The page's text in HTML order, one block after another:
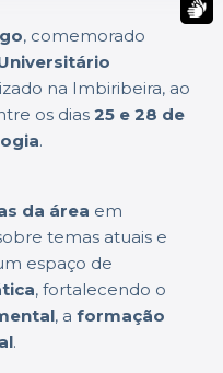
, comemorado
na Imbiribeira, ao
os dias 25 e 28 de
.
da área em
temas atuais e
espaço de
, fortalecendo o
, a formação
.